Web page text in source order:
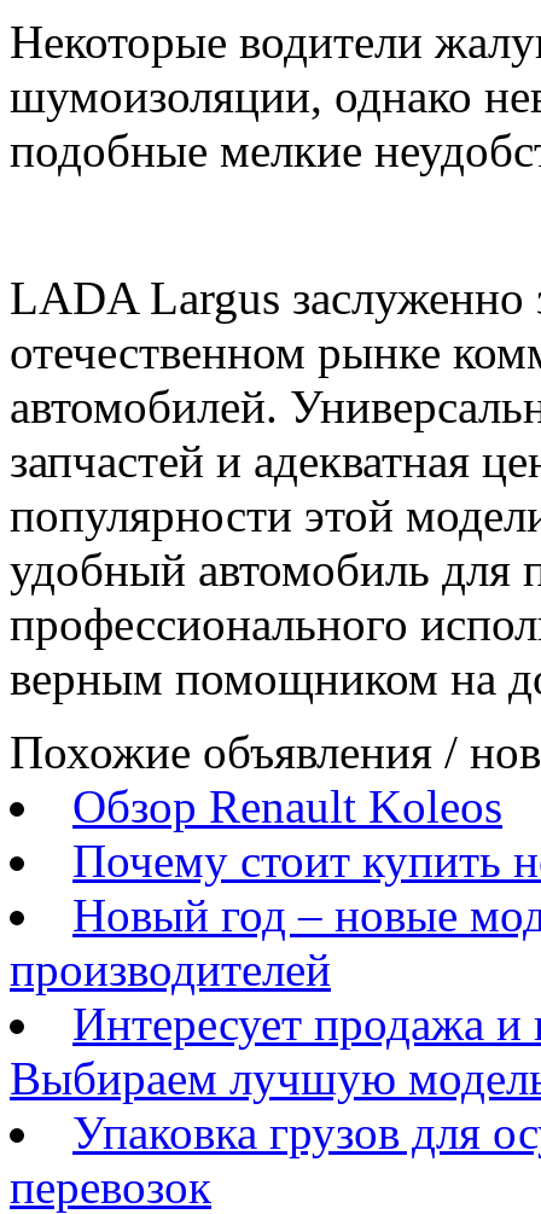
Некоторые водители
шумоизоляции, однако
подобные мелкие
LADA Largus заслуженно
отечественном рынке
автомобилей.
запчастей и адекватная
популярности этой
удобный автомобиль для
профессионального
верным помощником на
Похожие объявления /
Обзор Renault Koleos
Почему стоит купить
Новый год – новые
производителей
Интересует продажа и
Выбираем лучшую
Упаковка грузов для
перевозок